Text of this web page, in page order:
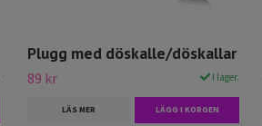
Plugg med döskalle/döskallar
89 kr I lager.
LÄS MER LÄGG I KORGEN